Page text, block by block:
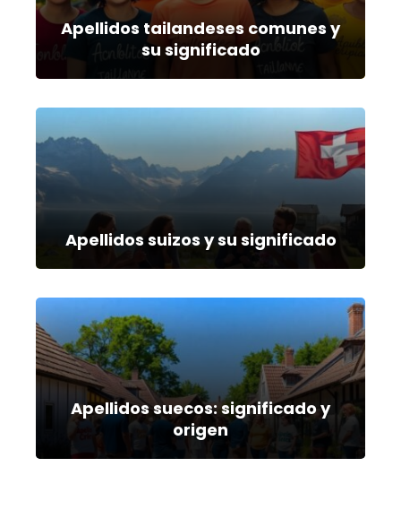
Apellidos tailandeses comunes y
su significado
Apellidos suizos y su significado
Apellidos suecos: significado y
origen